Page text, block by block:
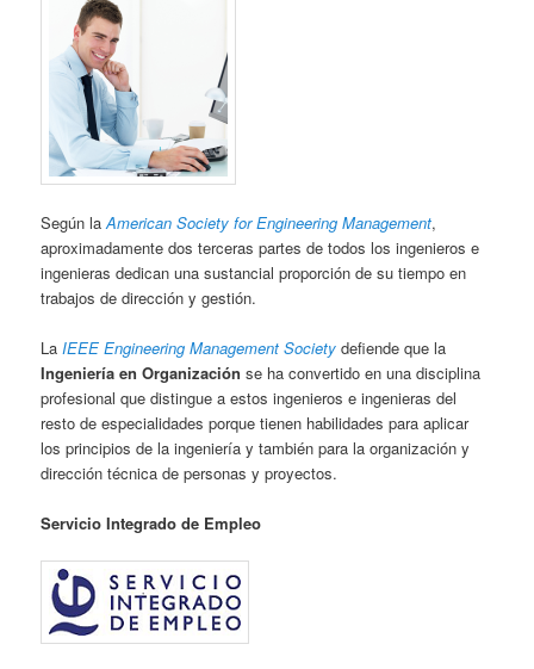
Según laAmerican Society for Engineering Management,
aproximadamente dos terceras partes de todos los ingenieros e
ingenieras dedican una sustancial proporción de su tiempo en
trabajos de dirección y gestión.
LaIEEE Engineering Management Society defiende que la
Ingeniería en Organización se ha convertido en una disciplina
profesional que distingue a estos ingenieros e ingenieras del
resto de especialidades porque tienen habilidades para aplicar
los principios de la ingeniería y también para la organización y
dirección técnica de personas y proyectos.
Servicio Integrado de Empleo